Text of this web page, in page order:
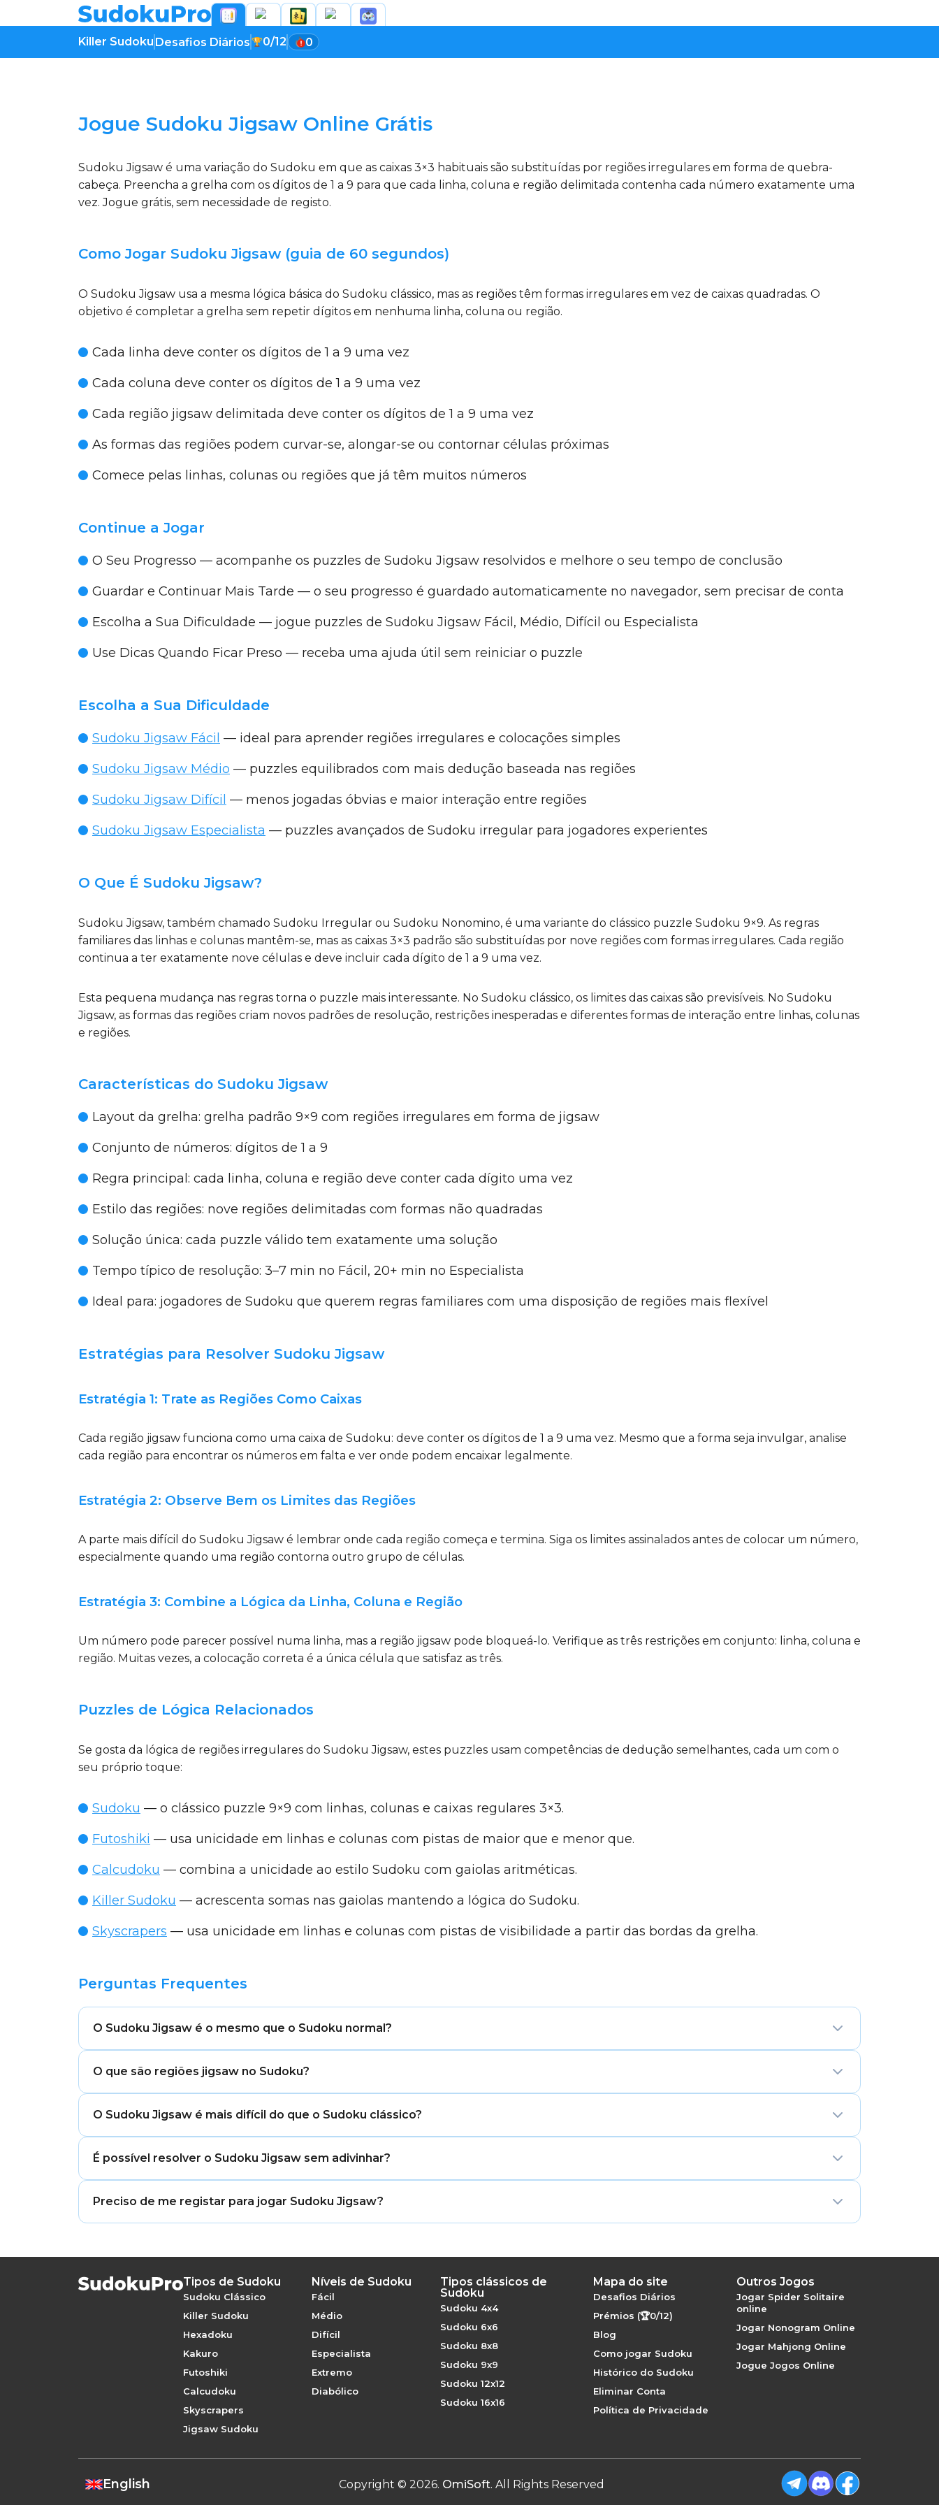
Killer Sudoku Desafios Diários 0/12 0
Jogue Sudoku Jigsaw Online Grátis
Sudoku Jigsaw é uma variação do Sudoku em que as caixas 3×3 habituais são substituídas por regiões irregulares em forma de quebra-
cabeça. Preencha a grelha com os dígitos de 1 a 9 para que cada linha, coluna e região delimitada contenha cada número exatamente uma
vez. Jogue grátis, sem necessidade de registo.
Como Jogar Sudoku Jigsaw (guia de 60 segundos)
O Sudoku Jigsaw usa a mesma lógica básica do Sudoku clássico, mas as regiões têm formas irregulares em vez de caixas quadradas. O
objetivo é completar a grelha sem repetir dígitos em nenhuma linha, coluna ou região.
Cada linha deve conter os dígitos de 1 a 9 uma vez
Cada coluna deve conter os dígitos de 1 a 9 uma vez
Cada região jigsaw delimitada deve conter os dígitos de 1 a 9 uma vez
As formas das regiões podem curvar-se, alongar-se ou contornar células próximas
Comece pelas linhas, colunas ou regiões que já têm muitos números
Continue a Jogar
O Seu Progresso — acompanhe os puzzles de Sudoku Jigsaw resolvidos e melhore o seu tempo de conclusão
Guardar e Continuar Mais Tarde — o seu progresso é guardado automaticamente no navegador, sem precisar de conta
Escolha a Sua Dificuldade — jogue puzzles de Sudoku Jigsaw Fácil, Médio, Difícil ou Especialista
Use Dicas Quando Ficar Preso — receba uma ajuda útil sem reiniciar o puzzle
Escolha a Sua Dificuldade
Sudoku Jigsaw Fácil — ideal para aprender regiões irregulares e colocações simples
Sudoku Jigsaw Médio — puzzles equilibrados com mais dedução baseada nas regiões
Sudoku Jigsaw Difícil — menos jogadas óbvias e maior interação entre regiões
Sudoku Jigsaw Especialista — puzzles avançados de Sudoku irregular para jogadores experientes
O Que É Sudoku Jigsaw?
Sudoku Jigsaw, também chamado Sudoku Irregular ou Sudoku Nonomino, é uma variante do clássico puzzle Sudoku 9×9. As regras
familiares das linhas e colunas mantêm-se, mas as caixas 3×3 padrão são substituídas por nove regiões com formas irregulares. Cada região
continua a ter exatamente nove células e deve incluir cada dígito de 1 a 9 uma vez.
Esta pequena mudança nas regras torna o puzzle mais interessante. No Sudoku clássico, os limites das caixas são previsíveis. No Sudoku
Jigsaw, as formas das regiões criam novos padrões de resolução, restrições inesperadas e diferentes formas de interação entre linhas, colunas
e regiões.
Características do Sudoku Jigsaw
Layout da grelha: grelha padrão 9×9 com regiões irregulares em forma de jigsaw
Conjunto de números: dígitos de 1 a 9
Regra principal: cada linha, coluna e região deve conter cada dígito uma vez
Estilo das regiões: nove regiões delimitadas com formas não quadradas
Solução única: cada puzzle válido tem exatamente uma solução
Tempo típico de resolução: 3–7 min no Fácil, 20+ min no Especialista
Ideal para: jogadores de Sudoku que querem regras familiares com uma disposição de regiões mais flexível
Estratégias para Resolver Sudoku Jigsaw
Estratégia 1: Trate as Regiões Como Caixas
Cada região jigsaw funciona como uma caixa de Sudoku: deve conter os dígitos de 1 a 9 uma vez. Mesmo que a forma seja invulgar, analise
cada região para encontrar os números em falta e ver onde podem encaixar legalmente.
Estratégia 2: Observe Bem os Limites das Regiões
A parte mais difícil do Sudoku Jigsaw é lembrar onde cada região começa e termina. Siga os limites assinalados antes de colocar um número,
especialmente quando uma região contorna outro grupo de células.
Estratégia 3: Combine a Lógica da Linha, Coluna e Região
Um número pode parecer possível numa linha, mas a região jigsaw pode bloqueá-lo. Verifique as três restrições em conjunto: linha, coluna e
região. Muitas vezes, a colocação correta é a única célula que satisfaz as três.
Puzzles de Lógica Relacionados
Se gosta da lógica de regiões irregulares do Sudoku Jigsaw, estes puzzles usam competências de dedução semelhantes, cada um com o
seu próprio toque:
Sudoku — o clássico puzzle 9×9 com linhas, colunas e caixas regulares 3×3.
Futoshiki — usa unicidade em linhas e colunas com pistas de maior que e menor que.
Calcudoku — combina a unicidade ao estilo Sudoku com gaiolas aritméticas.
Killer Sudoku — acrescenta somas nas gaiolas mantendo a lógica do Sudoku.
Skyscrapers — usa unicidade em linhas e colunas com pistas de visibilidade a partir das bordas da grelha.
Perguntas Frequentes
O Sudoku Jigsaw é o mesmo que o Sudoku normal?
irregulares em forma de jigsaw.
O que são regiões jigsaw no Sudoku?
a forma não seja um quadrado regular.
O Sudoku Jigsaw é mais difícil do que o Sudoku clássico?
Sudoku clássico.
É possível resolver o Sudoku Jigsaw sem adivinhar?
Preciso de me registar para jogar Sudoku Jigsaw?
Tipos de Sudoku
Sudoku Clássico
Killer Sudoku
Hexadoku
Kakuro
Futoshiki
Calcudoku
Skyscrapers
Jigsaw Sudoku
Níveis de Sudoku
Fácil
Médio
Difícil
Especialista
Extremo
Diabólico
Tipos clássicos de
Sudoku
Sudoku 4x4
Sudoku 6x6
Sudoku 8x8
Sudoku 9x9
Sudoku 12x12
Sudoku 16x16
Mapa do site
Desafios Diários
Prémios (🏆0/12)
Blog
Como jogar Sudoku
Histórico do Sudoku
Eliminar Conta
Política de Privacidade
Outros Jogos
Jogar Spider Solitaire
online
Jogar Nonogram Online
Jogar Mahjong Online
Jogue Jogos Online
English Copyright © 2026. OmiSoft. All Rights Reserved